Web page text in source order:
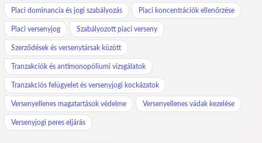
Piaci dominancia és jogi szabályozás Piaci koncentrációk ellenőrzése
Piaci versenyjog Szabályozott piaci verseny
Szerződések és versenytársak között
Tranzakciók és antimonopóliumi vizsgálatok
Tranzakciós felügyelet és versenyjogi kockázatok
Versenyellenes magatartások védelme Versenyellenes vádak kezelése
Versenyjogi peres eljárás